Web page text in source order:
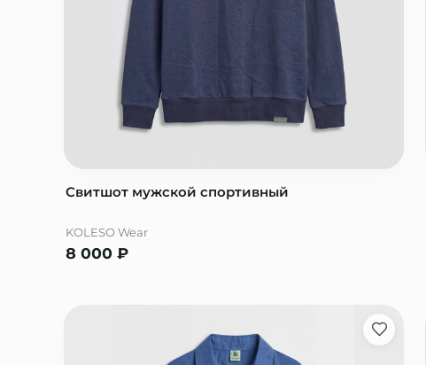
Свитшот мужской спортивный
KOLESO Wear
8 000 ₽